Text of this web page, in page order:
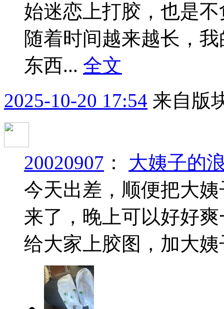
始迷恋上打胶，也是
随着时间越来越长，
东西... 全文
2025-10-20 17:54 来自版
20020907 ： 大姨子的
今天出差，顺便把大
来了，晚上可以好好
给大家上胶图，加大